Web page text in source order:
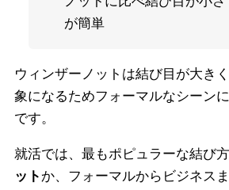
が簡単
ウィンザーノットは結び目が大き
象になるためフォーマルなシーン
です。
就活では、最もポピュラーな結び
ット か、フォーマルからビジネス